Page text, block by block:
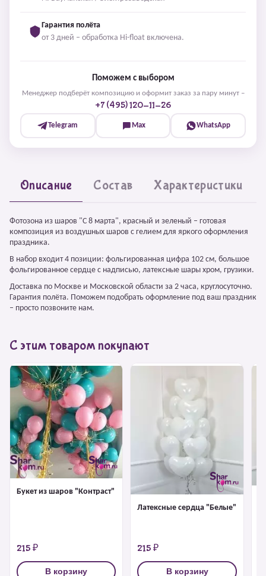
Гарантия полёта
от 3 дней – обработка Hi-float включена.
Поможем с выбором
Менеджер подберёт композицию и оформит заказ за пару минут –
+7 (495) 120-11-26
Telegram Max WhatsApp
Описание Состав Характеристики
Фотозона из шаров "С 8 марта", красный и зеленый – готовая
композиция из воздушных шаров с гелием для яркого оформления
праздника.
В набор входит 4 позиции: фольгированная цифра 102 см, большое
фольгированное сердце с надписью, латексные шары хром, грузики.
Доставка по Москве и Московской области за 2 часа, круглосуточно.
Гарантия полёта. Поможем подобрать оформление под ваш праздник
– просто позвоните нам.
С этим товаром покупают
Букет из шаров "Контраст"
215 ₽
В корзину
Латексные сердца "Белые"
215 ₽
В корзину